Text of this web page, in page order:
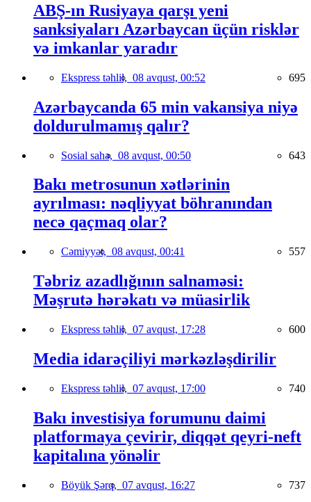
ABŞ-ın Rusiyaya qarşı yeni
sanksiyaları Azərbaycan üçün risklər
və imkanlar yaradır
Ekspress təhlil, 08 avqust, 00:52 695
Azərbaycanda 65 min vakansiya niyə
doldurulmamış qalır?
Sosial sahə, 08 avqust, 00:50 643
Bakı metrosunun xətlərinin
ayrılması: nəqliyyat böhranından
necə qaçmaq olar?
Cəmiyyət, 08 avqust, 00:41 557
Təbriz azadlığının salnaməsi:
Məşrutə hərəkatı və müasirlik
Ekspress təhlil, 07 avqust, 17:28 600
Media idarəçiliyi mərkəzləşdirilir
Ekspress təhlil, 07 avqust, 17:00 740
Bakı investisiya forumunu daimi
platformaya çevirir, diqqət qeyri-neft
kapitalına yönəlir
Böyük Şərq, 07 avqust, 16:27 737